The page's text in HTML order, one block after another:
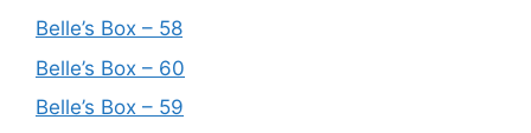
Belle’s Box – 58
Belle’s Box – 60
Belle’s Box – 59